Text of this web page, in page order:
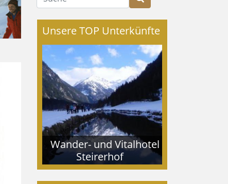
Unsere TOP Unterkünfte
Wander- und Vitalhotel
Steirerhof